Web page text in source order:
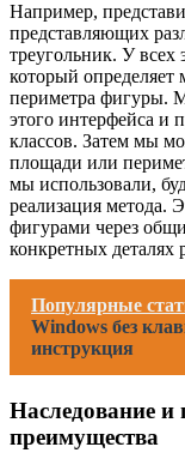
Например,
представляющих
треугольник. У всех
который
периметра фигуры.
этого интерфейса и
классов. Затем мы
площади или
мы использовали,
реализация метода.
фигурами через
конкретных деталях
Популярные
Windows без
инструкция
Наследование и
преимущества